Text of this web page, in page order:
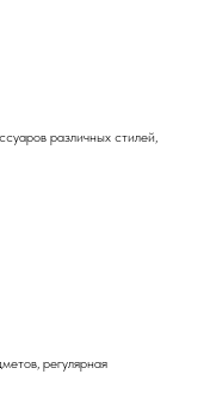
различных стилей,
регулярная